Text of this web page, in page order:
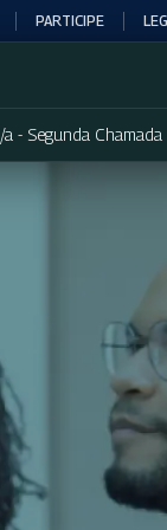
PARTICIPE
- Segunda Chamada